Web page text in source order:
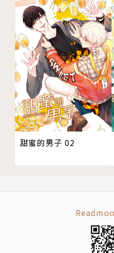
甜蜜的男子 02